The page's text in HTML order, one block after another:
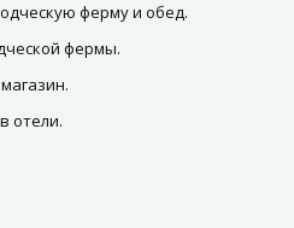
ферму и обед.
фермы.
отели.